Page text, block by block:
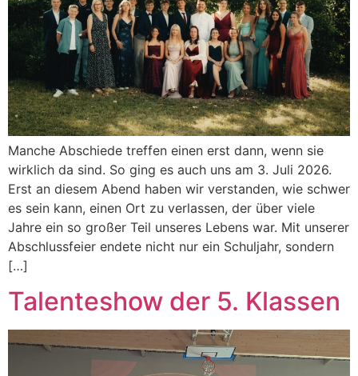
Manche Abschiede treffen einen erst dann, wenn sie
wirklich da sind. So ging es auch uns am 3. Juli 2026.
Erst an diesem Abend haben wir verstanden, wie schwer
es sein kann, einen Ort zu verlassen, der über viele
Jahre ein so großer Teil unseres Lebens war. Mit unserer
Abschlussfeier endete nicht nur ein Schuljahr, sondern
[…]
Talenteshow der 5. Klassen